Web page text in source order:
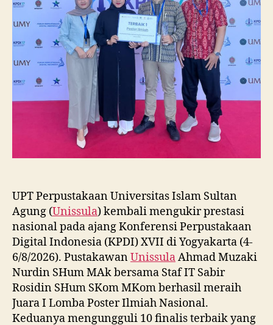
Poster
Ilmiah
Nasional
di
KPDI
XVII
UPT Perpustakaan Universitas Islam Sultan
Agung (Unissula) kembali mengukir prestasi
nasional pada ajang Konferensi Perpustakaan
Digital Indonesia (KPDI) XVII di Yogyakarta (4-
6/8/2026). PustakawanUnissulaAhmad Muzaki
Nurdin SHum MAk bersama Staf IT Sabir
Rosidin SHum SKom MKom berhasil meraih
Juara I Lomba Poster Ilmiah Nasional.
Keduanya mengungguli 10 finalis terbaik yang